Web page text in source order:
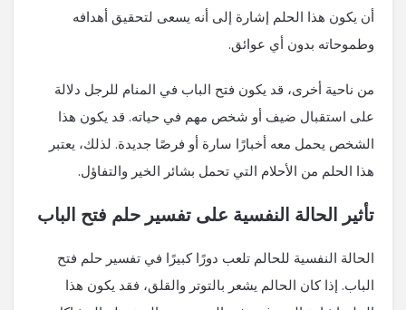
أن يكون هذا الحلم إشارة إلى أنه يسعى لتحقيق أهدافه
وطموحاته بدون أي عوائق.
من ناحية أخرى، قد يكون فتح الباب في المنام للرجل دلالة
على استقبال ضيف أو شخص مهم في حياته. قد يكون هذا
الشخص يحمل معه أخبارًا سارة أو فرصًا جديدة. لذلك، يعتبر
هذا الحلم من الأحلام التي تحمل بشائر الخير والتفاؤل.
تأثير الحالة النفسية على تفسير حلم فتح الباب
الحالة النفسية للحالم تلعب دورًا كبيرًا في تفسير حلم فتح
الباب. إذا كان الحالم يشعر بالتوتر والقلق، فقد يكون هذا